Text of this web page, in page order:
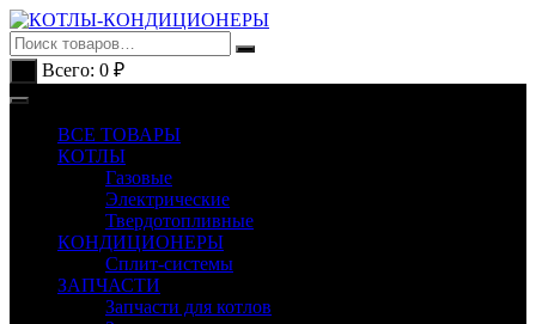
Перейти
к
содержимому
Всего: 0 ₽
ВСЕ ТОВАРЫ
КОТЛЫ
Газовые
Электрические
Твердотопливные
КОНДИЦИОНЕРЫ
Сплит-системы
ЗАПЧАСТИ
Запчасти для котлов